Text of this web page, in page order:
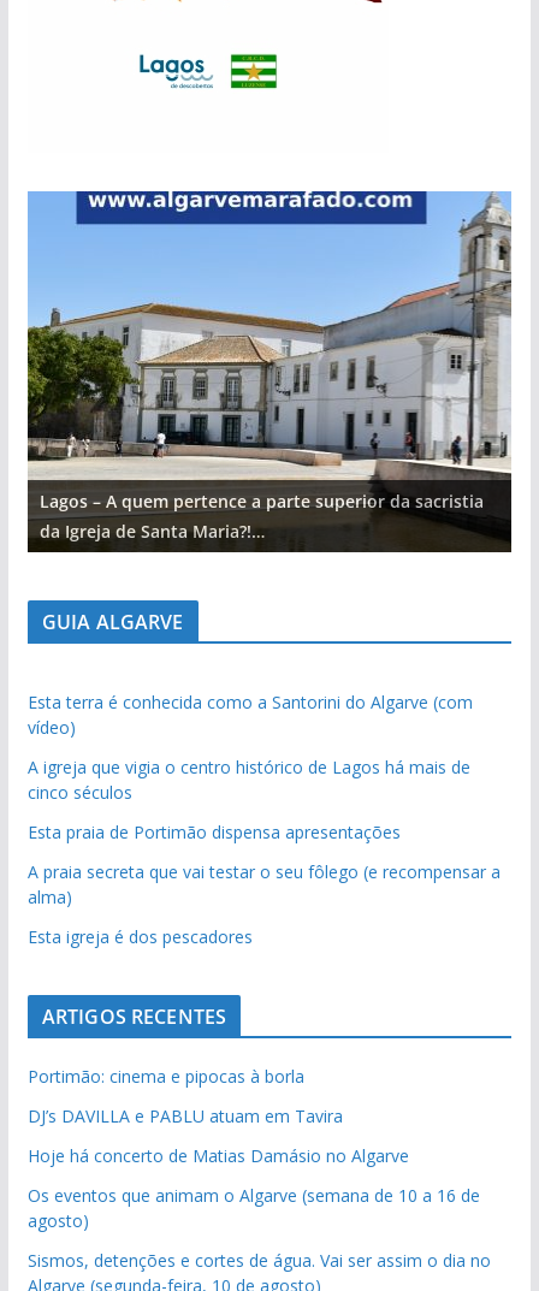
Lagos – A quem pertence a parte superior da sacristia
da Igreja de Santa Maria?!…
GUIA ALGARVE
Esta terra é conhecida como a Santorini do Algarve (com
vídeo)
A igreja que vigia o centro histórico de Lagos há mais de
cinco séculos
Esta praia de Portimão dispensa apresentações
A praia secreta que vai testar o seu fôlego (e recompensar a
alma)
Esta igreja é dos pescadores
ARTIGOS RECENTES
Portimão: cinema e pipocas à borla
DJ’s DAVILLA e PABLU atuam em Tavira
Hoje há concerto de Matias Damásio no Algarve
Os eventos que animam o Algarve (semana de 10 a 16 de
agosto)
Sismos, detenções e cortes de água. Vai ser assim o dia no
Algarve (segunda-feira, 10 de agosto)